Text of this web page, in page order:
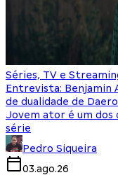
Séries, TV e
Entrevista: Benjamin
de dualidade de
Jovem ator é um
série
Pedro Siqueira
03.ago.26